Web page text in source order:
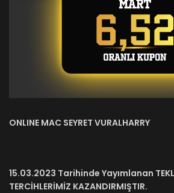
ONLINE MAC SEYRET VURALHARRY
15.03.2023 Tarihinde Yayımlanan TEKLİ
TERCİHLERİMİZ KAZANDIRMIŞTIR.